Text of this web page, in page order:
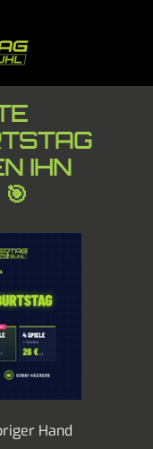
IHN
Hand